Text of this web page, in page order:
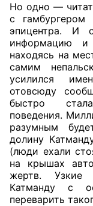
Но одно —
с
эпицентра. И
информацию и
находясь на
самим
усилился
отовсюду
быстро
поведения.
разумным
долину
(люди ехали
на крышах
жертв. Узкие
Катманду с
переварить